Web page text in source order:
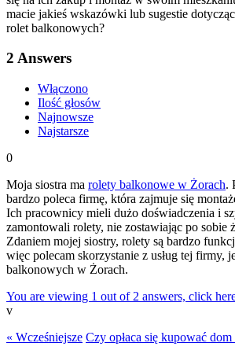
macie jakieś wskazówki lub sugestie
rolet balkonowych?
2 Answers
Włączono
Ilość głosów
Najnowsze
Najstarsze
0
Moja siostra ma rolety balkonowe w Żorach.
bardzo poleca firmę, która zajmuje się
Ich pracownicy mieli dużo doświadczenia i
zamontowali rolety, nie zostawiając po sobie
Zdaniem mojej siostry, rolety są bardzo
więc polecam skorzystanie z usług tej firmy,
balkonowych w Żorach.
You are viewing 1 out of 2 answers, click
v
« Wcześniejsze Czy opłaca się kupować